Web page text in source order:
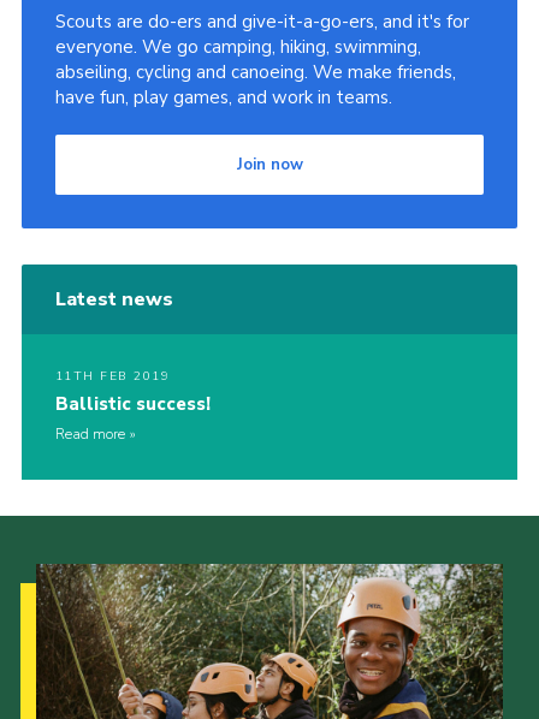
Scouts are do-ers and give-it-a-go-ers, and it's for
everyone. We go camping, hiking, swimming,
abseiling, cycling and canoeing. We make friends,
have fun, play games, and work in teams.
Join now
Latest news
11TH FEB 2019
Ballistic success!
Read more